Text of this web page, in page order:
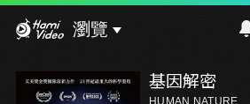
瀏覽
基因解密
HUMAN NATURE